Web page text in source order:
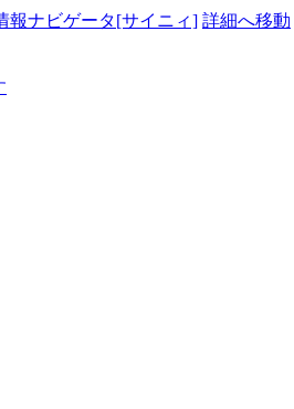
報ナビゲータ[サイニィ] 詳細へ移動